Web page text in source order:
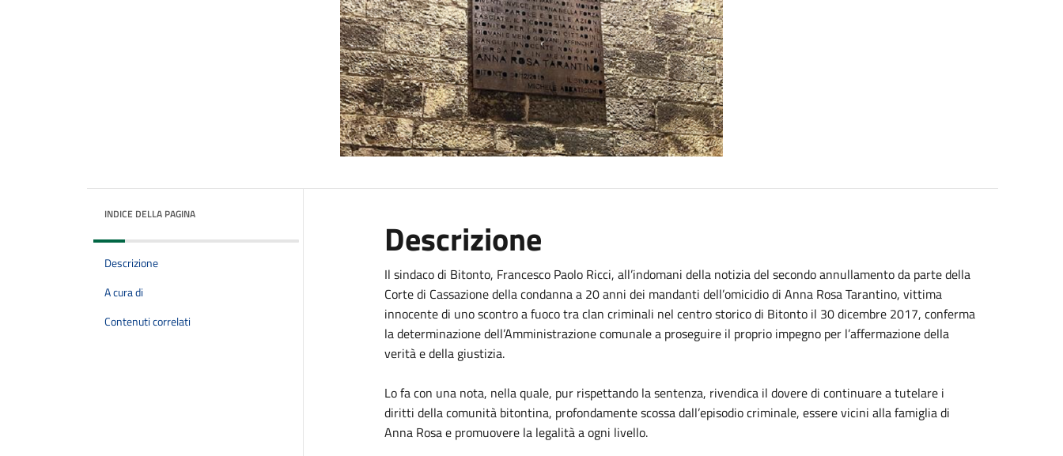
INDICE DELLA PAGINA
Descrizione
A cura di
Contenuti correlati
Descrizione
Il sindaco di Bitonto, Francesco Paolo Ricci, all’indomani della notizia del secondo annullamento da parte della
Corte di Cassazione della condanna a 20 anni dei mandanti dell’omicidio di Anna Rosa Tarantino, vittima
innocente di uno scontro a fuoco tra clan criminali nel centro storico di Bitonto il 30 dicembre 2017, conferma
la determinazione dell’Amministrazione comunale a proseguire il proprio impegno per l’affermazione della
verità e della giustizia.
Lo fa con una nota, nella quale, pur rispettando la sentenza, rivendica il dovere di continuare a tutelare i
diritti della comunità bitontina, profondamente scossa dall’episodio criminale, essere vicini alla famiglia di
Anna Rosa e promuovere la legalità a ogni livello.